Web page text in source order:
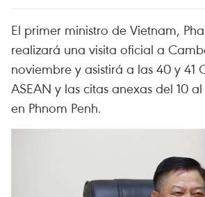
El primer ministro de Vietnam,
realizará una visita oficial a
noviembre y asistirá a las 40 y 41
ASEAN y las citas anexas del 10
en Phnom Penh.